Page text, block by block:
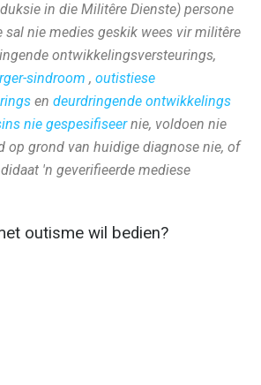
in die Militêre Dienste) persone
sal nie medies geskik wees vir militêre
ontwikkelingsversteurings,
sindroom , outistiese
en deurdringende ontwikkelings
nie gespesifiseernie, voldoen nie
op grond van huidige diagnose nie, of
'n geverifieerde mediese
outisme wil bedien?